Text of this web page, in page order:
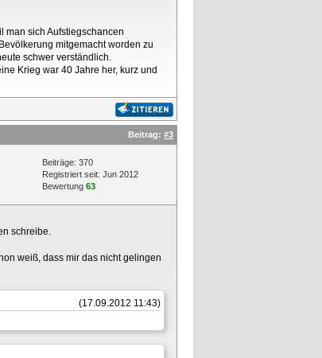
man sich Aufstiegschancen
mitgemacht worden zu
schwer verständlich.
Krieg war 40 Jahre her, kurz und
Beitrag: #3
Beiträge: 370
Registriert seit: Jun 2012
Bewertung 63
schreibe.
weiß, dass mir das nicht gelingen
(17.09.2012 11:43)